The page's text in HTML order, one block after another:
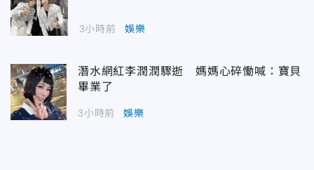
3小時前 娛樂
潛水網紅李潤潤驟逝 媽媽心碎慟喊：寶貝
畢業了
3小時前 娛樂